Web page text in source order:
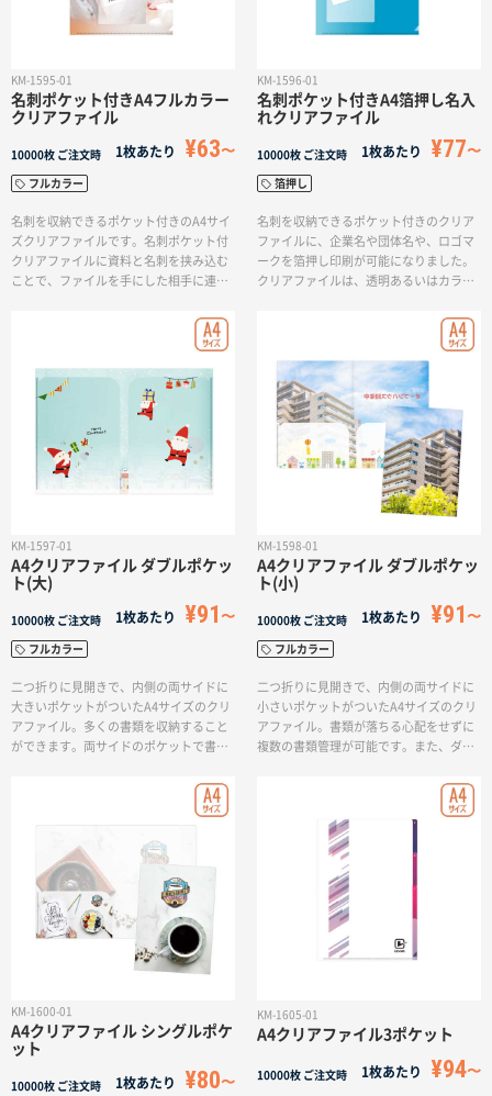
再注文について
よくあるご質問
名入れグループサイト
KM-1595-01
名刺ポケット付きA4フルカラー
クリアファイル
10000枚 ご注文時 1枚あたり ¥63
フルカラー
名刺を収納できるポケット付きのA4サイ
ズクリアファイルです。名刺ポケット付
クリアファイルに資料と名刺を挟み込む
ことで、ファイルを手にした相手に連絡
お客様が資料を見ている時に担当者の連
絡先がすぐにわかるので、お客様からの
明会やセミナー案内など、様々なビジネ
スシーンで効果的にご活用いただけま
KM-1596-01
名刺ポケット付きA4箔押し名入
れクリアファイル
10000枚 ご注文時 1枚あたり ¥77
箔押し
名刺を収納できるポケット付きのクリア
ファイルに、企業名や団体名や、ロゴマ
ークを箔押し印刷が可能になりました。
クリアファイルは、透明あるいはカラー
びいただけます。箔の色はゴールド、シ
ルバーに加え、ブラック、レッドメタリ
ック、ブルーメタリック、グリーンメタ
リックの6色から選択可能です。会社説明
会やセミナー案内など、様々なビジネス
シーンで効果的にご活用いただけるA4サ
イズの名刺ポケット付きクリアファイ
ル。企業イメージにあわせたカラーで箔
押し名入れを行い、PRツールとしてご活
用ください。＊ポケット部分は透明PPと
なります。また、ポケット部分への箔押
ださい。
KM-1597-01
A4クリアファイル ダブルポケッ
ト(大)
10000枚 ご注文時 1枚あたり ¥91
フルカラー
二つ折りに見開きで、内側の両サイドに
大きいポケットがついたA4サイズのクリ
アファイル。多くの書類を収納すること
ができます。両サイドのポケットで書類
見開きで収納したりと煩雑な書類管理に
最適なダブルポケット付きのファイルで
す。見開き可能な形状を生かし、A3サイ
ズのデザインも効果的に行えます。
KM-1598-01
A4クリアファイル ダブルポケッ
ト(小)
10000枚 ご注文時 1枚あたり ¥91
フルカラー
二つ折りに見開きで、内側の両サイドに
小さいポケットがついたA4サイズのクリ
アファイル。書類が落ちる心配をせずに
複数の書類管理が可能です。また、ダブ
い為、資料の出し入れが非常にスムーズ
で便利です。会社案内や資料整理など、
様々な用途に活用できます。
KM-1600-01
A4クリアファイル シングルポケ
ット
10000枚 ご注文時 1枚あたり ¥80
KM-1605-01
A4クリアファイル3ポケット
10000枚 ご注文時 1枚あたり ¥94